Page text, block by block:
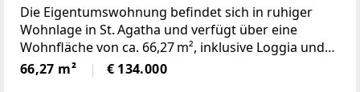
Die Eigentumswohnung befindet sich in ruhiger
Wohnlage in St. Agatha und verfügt über eine
Wohnfläche von ca. 66,27 m², inklusive Loggia und
Balkon.Die Wohnung liegt im 2. Stock eines
Wohnhauses ohne Lift und überzeugt durch eine
66,27 m² € 134.000